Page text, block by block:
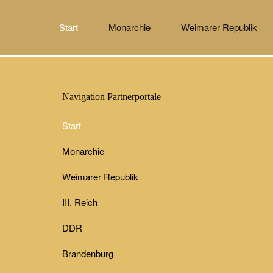
Start Monarchie Weimarer Republik
Navigation Partnerportale
Start
Monarchie
Weimarer Republik
III. Reich
DDR
Brandenburg